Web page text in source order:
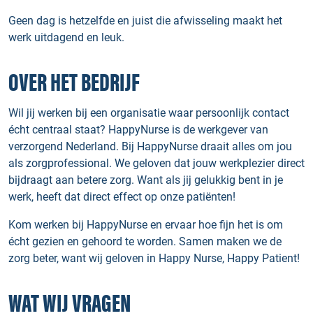
Geen dag is hetzelfde en juist die afwisseling maakt het
werk uitdagend en leuk.
OVER HET BEDRIJF
Wil jij werken bij een organisatie waar persoonlijk contact
écht centraal staat? HappyNurse is de werkgever van
verzorgend Nederland. Bij HappyNurse draait alles om jou
als zorgprofessional. We geloven dat jouw werkplezier direct
bijdraagt aan betere zorg. Want als jij gelukkig bent in je
werk, heeft dat direct effect op onze patiënten!
Kom werken bij HappyNurse en ervaar hoe fijn het is om
écht gezien en gehoord te worden. Samen maken we de
zorg beter, want wij geloven in Happy Nurse, Happy Patient!
WAT WIJ VRAGEN